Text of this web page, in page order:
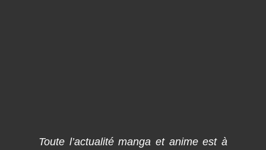
Toute l’actualité manga et anime est à